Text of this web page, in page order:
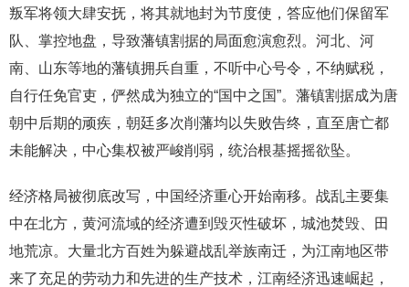
叛军将领大肆安抚，将其就地封为节度使，答应他们保留军
队、掌控地盘，导致藩镇割据的局面愈演愈烈。河北、河
南、山东等地的藩镇拥兵自重，不听中心号令，不纳赋税，
自行任免官吏，俨然成为独立的“国中之国”。藩镇割据成为唐
朝中后期的顽疾，朝廷多次削藩均以失败告终，直至唐亡都
未能解决，中心集权被严峻削弱，统治根基摇摇欲坠。
经济格局被彻底改写，中国经济重心开始南移。战乱主要集
中在北方，黄河流域的经济遭到毁灭性破坏，城池焚毁、田
地荒凉。大量北方百姓为躲避战乱举族南迁，为江南地区带
来了充足的劳动力和先进的生产技术，江南经济迅速崛起，